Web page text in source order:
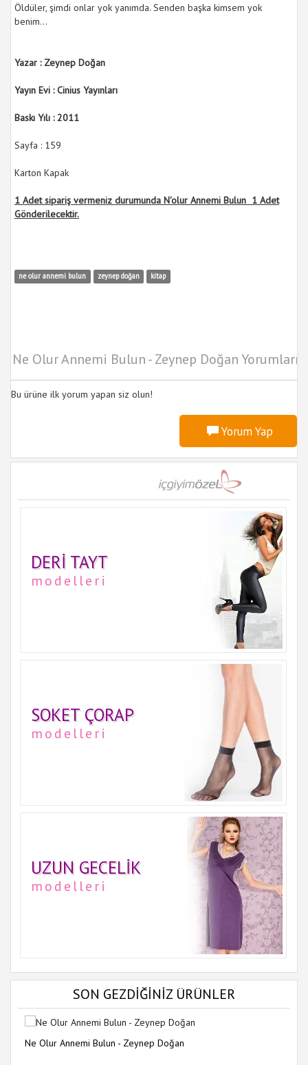
Öldüler, şimdi onlar yok yanımda. Senden başka kimsem yok
benim...
Yazar : Zeynep Doğan
Yayın Evi : Cinius Yayınları
Baskı Yılı : 2011
Sayfa : 159
Karton Kapak
1 Adet sipariş vermeniz durumunda N'olur Annemi Bulun 1 Adet
Gönderilecektir.
ne olur annemi bulun zeynep doğan kitap
Ne Olur Annemi Bulun - Zeynep Doğan Yorumları
Bu ürüne ilk yorum yapan siz olun!
Yorum Yap
DERI TAYT
modelleri
SOKET ÇORAP
modelleri
UZUN GECELIK
modelleri
SON GEZDİĞİNİZ ÜRÜNLER
Ne Olur Annemi Bulun - Zeynep Doğan